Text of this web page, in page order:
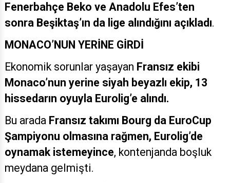
Fenerbahçe Beko ve Anadolu Efes’ten
sonra Beşiktaş’ın da lige alındığını açıkladı.
MONACO’NUN YERİNE GİRDİ
Ekonomik sorunlar yaşayan Fransız ekibi
Monaco’nun yerine siyah beyazlı ekip, 13
hissedarın oyuyla Eurolig’e alındı.
Bu arada Fransız takımı Bourg da EuroCup
Şampiyonu olmasına rağmen, Eurolig’de
oynamak istemeyince, kontenjanda boşluk
meydana gelmişti.